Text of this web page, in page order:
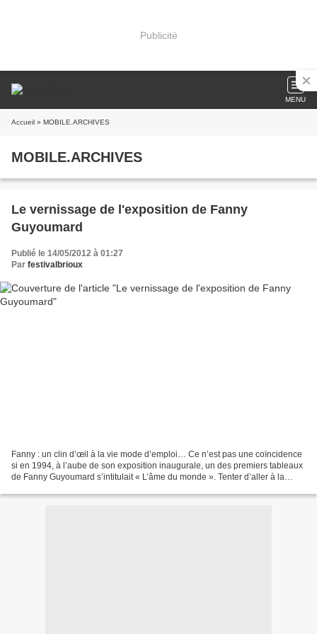
Publicité
MENU
Accueil » MOBILE.ARCHIVES
MOBILE.ARCHIVES
Le vernissage de l'exposition de Fanny
Guyoumard
Publié le 14/05/2012 à 01:27
Par festivalbrioux
Fanny : un clin d’œil à la vie mode d’emploi… Ce n’est pas une coïncidence
si en 1994, à l’aube de son exposition inaugurale, un des premiers tableaux
de Fanny Guyoumard s’intitulait « L’âme du monde ». Tenter d’aller à la